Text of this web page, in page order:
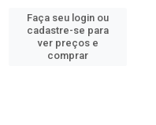
Faça seu login ou
cadastre-se para
ver preços e
comprar